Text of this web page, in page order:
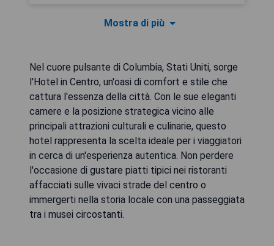
Mostra di più
Nel cuore pulsante di Columbia, Stati Uniti, sorge
l'Hotel in Centro, un'oasi di comfort e stile che
cattura l'essenza della città. Con le sue eleganti
camere e la posizione strategica vicino alle
principali attrazioni culturali e culinarie, questo
hotel rappresenta la scelta ideale per i viaggiatori
in cerca di un'esperienza autentica. Non perdere
l'occasione di gustare piatti tipici nei ristoranti
affacciati sulle vivaci strade del centro o
immergerti nella storia locale con una passeggiata
tra i musei circostanti.